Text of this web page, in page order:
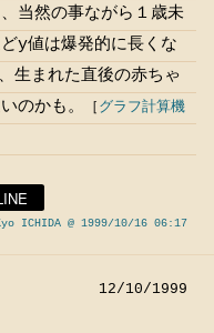
当然の事ながら１歳未
y値は爆発的に長くな
生まれた直後の赤ちゃ
のかも。
［ グラフ計算機
ICHIDA @ 1999/10/16 06:17
12/10/1999